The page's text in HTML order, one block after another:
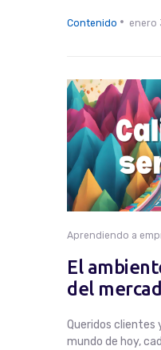
Contenido enero
Aprendiendo a
El
del
Queridos clientes
mundo de hoy,